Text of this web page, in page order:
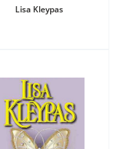
Lisa Kleypas